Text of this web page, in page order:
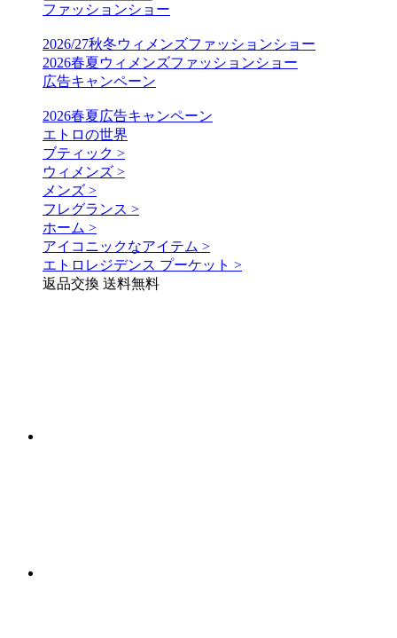
ファッションショー
2026/27秋冬ウィメンズファッションショー
2026春夏ウィメンズファッションショー
広告キャンペーン
2026春夏広告キャンペーン
エトロの世界
ブティック >
ウィメンズ >
メンズ >
フレグランス >
ホーム >
アイコニックなアイテム >
エトロレジデンス プーケット >
返品交換 送料無料